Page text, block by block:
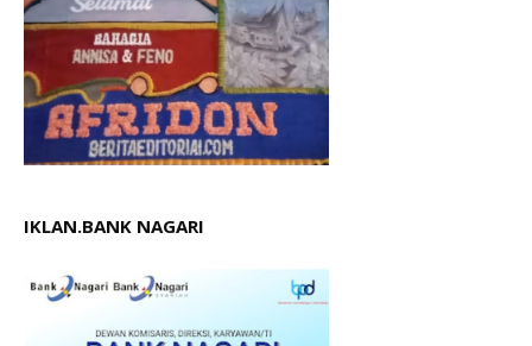
IKLAN.BANK NAGARI